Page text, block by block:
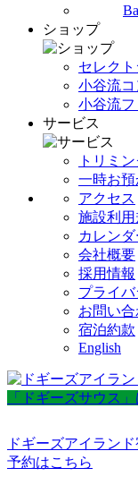
ショップ
セレク
小谷流
小谷流
サービス
トリミ
一時お預
アクセス
施設利用
カレンダ
会社概要
採用情報
プライ
お問い
宿泊約款
English
「ドギーズサウス
ドギーズアイラン
予約はこちら